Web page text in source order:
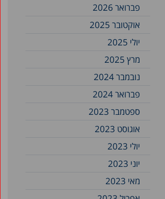
פברואר 2026
אוקטובר 2025
יולי 2025
מרץ 2025
נובמבר 2024
פברואר 2024
ספטמבר 2023
אוגוסט 2023
יולי 2023
יוני 2023
מאי 2023